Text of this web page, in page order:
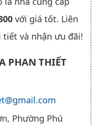
với giá tốt. Liên
tiết và nhận ưu đãi!
PHAN THIẾT
Phường Phú